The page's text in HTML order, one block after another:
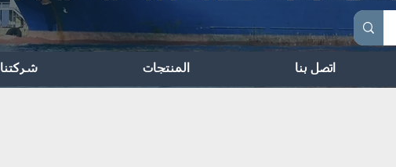
شركتنا المنتجات اتصل بنا